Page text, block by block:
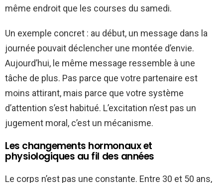
même endroit que les courses du samedi.
Un exemple concret : au début, un message dans la
journée pouvait déclencher une montée d’envie.
Aujourd’hui, le même message ressemble à une
tâche de plus. Pas parce que votre partenaire est
moins attirant, mais parce que votre système
d’attention s’est habitué. L’excitation n’est pas un
jugement moral, c’est un mécanisme.
Les changements hormonaux et
physiologiques au fil des années
Le corps n’est pas une constante. Entre 30 et 50 ans,